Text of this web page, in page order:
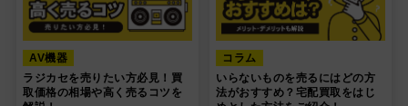
AV機器
ラジカセを売りたい方必見！買
取価格の相場や高く売るコツを
コラム
いらないものを売るにはどの方
法がおすすめ？宅配買取をはじ